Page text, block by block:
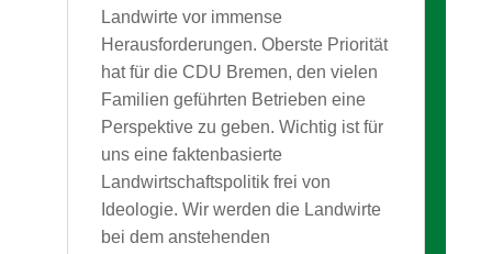
Landwirte vor immense
Herausforderungen. Oberste Priorität
hat für die CDU Bremen, den vielen
Familien geführten Betrieben eine
Perspektive zu geben. Wichtig ist für
uns eine faktenbasierte
Landwirtschaftspolitik frei von
Ideologie. Wir werden die Landwirte
bei dem anstehenden